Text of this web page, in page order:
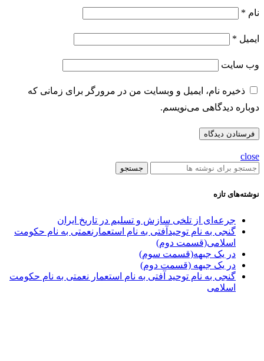
نام *
ایمیل *
وب‌ سایت
ذخیره نام، ایمیل و وبسایت من در مرورگر برای زمانی که
دوباره دیدگاهی می‌نویسم.
close
جستجو
نوشته‌های تازه
جرعه‌ای از تلخی سازش و تسلیم در تاریخ ایران
گنجی به نام توحیدآفتی به نام استعمارنعمتی به نام حکومت
اسلامی(قسمت دوم)
در یک جبهه(قسمت سوم)
در یک جبهه (قسمت دوم)
گنجی به نام توحید آفتی به نام استعمار نعمتی به نام حکومت
اسلامی